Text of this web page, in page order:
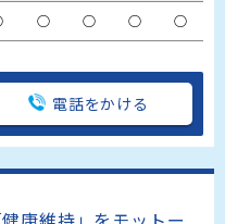
○ ○ ○ ○
電話をかける